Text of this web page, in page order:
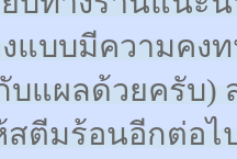
แบบมีความคง
แผลด้วยครับ)
สตีมร้อนอีกต่อไ